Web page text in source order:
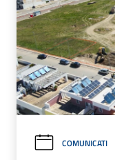
COMUNICATI